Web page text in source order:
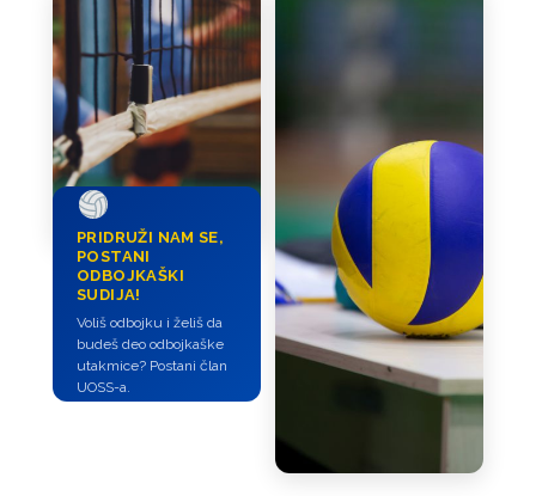
PRIDRUŽI NAM SE,
POSTANI
ODBOJKAŠKI
SUDIJA!
Voliš odbojku i želiš da
budeš deo odbojkaške
utakmice? Postani član
UOSS-a.